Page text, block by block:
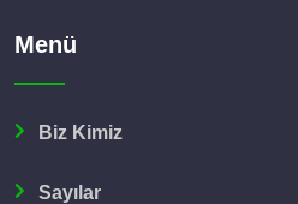
Menü
Biz Kimiz
Sayılar